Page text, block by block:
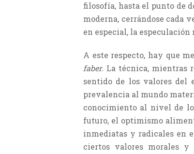
filosofía, hasta el punto de
moderna, cerrándose cada
en especial, la
A este respecto, hay que
faber. La técnica, mientras
sentido de los valores del
prevalencia al mundo
conocimiento al nivel de
futuro, el optimismo
inme­diatas y radicales en
ciertos valores morales y